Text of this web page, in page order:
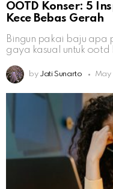
OOTD Konser: 5
Kece Bebas Gerah
Bingun pakai baju apa
gaya kasual untuk ootd
by Jati Sunarto May